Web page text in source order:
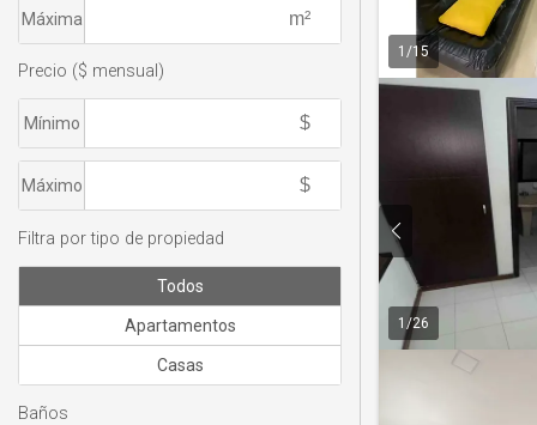
1 /15
1 /26
Máxima
Precio ($ mensual)
Mínimo
Máximo
Filtra por tipo de propiedad
Todos
Apartamentos
Casas
Baños